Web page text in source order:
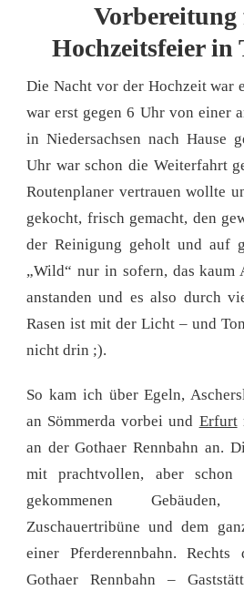
Hochzeitsfeier in
Die Nacht vor der Hochzeit war
war erst gegen 6 Uhr von einer
in Niedersachsen nach Hause
Uhr war schon die Weiterfahrt
Routenplaner vertrauen wollte
gekocht, frisch gemacht, den
der Reinigung geholt und auf
„Wild“ nur in sofern, das kaum
anstanden und es also durch
Rasen ist mit der Licht – und
nicht drin ;).
So kam ich über Egeln,
an Sömmerda vorbei und Erfurt
an der Gothaer Rennbahn an.
mit prachtvollen, aber
gekommenen
Zuschauertribüne und dem
einer Pferderennbahn.
Gothaer Rennbahn –